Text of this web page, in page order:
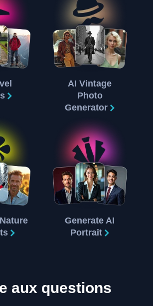
AI Vintage
Photo
Generator
Generate AI
Portrait
aux questions